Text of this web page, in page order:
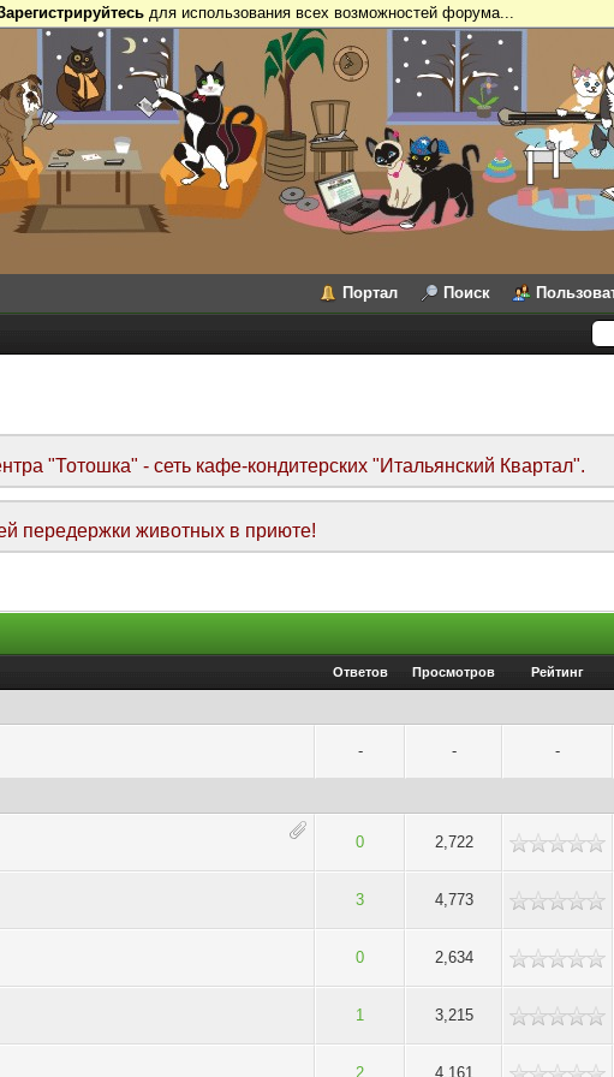
для использования всех возможностей форума...
Портал Поиск
"Тотошка" - сеть кафе-кондитерских "Итальянский Квартал".
передержки животных в приюте!
Ответов Просмотров Рейтинг
- - -
0 2,722
3 4,773
0 2,634
1 3,215
2 4,161